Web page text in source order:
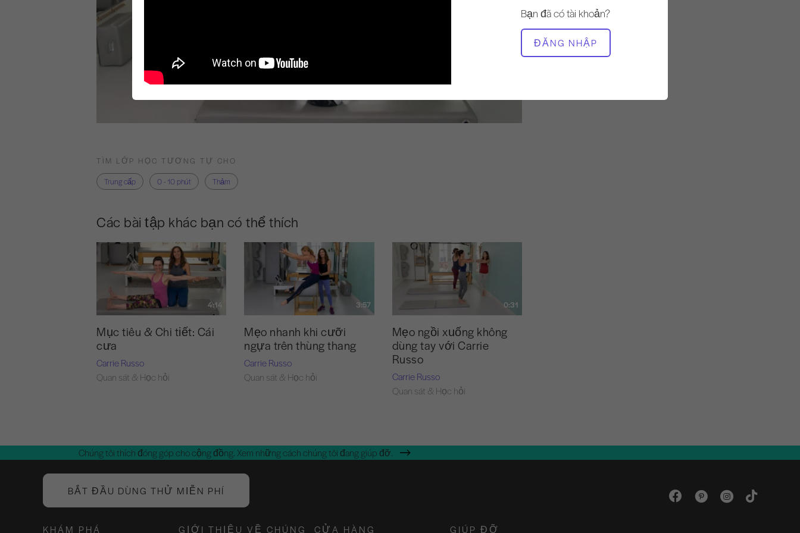
Bạn đã có tài khoản?
ĐĂNG NHẬP
THIẾT BỊ CẦN THIẾT
Thảm
TÌM LỚP HỌC TƯƠNG TỰ CHO
Trung cấp
0 - 10 phút Thảm
Các bài tập khác bạn có thể thích
4:14
Mục tiêu & Chi tiết: Cái
cưa
Carrie Russo
Quan sát & Học hỏi
3:57
Mẹo nhanh khi cưỡi
ngựa trên thùng thang
Carrie Russo
Quan sát & Học hỏi
0:31
Mẹo ngồi xuống không
dùng tay với Carrie
Russo
Carrie Russo
Quan sát & Học hỏi
Chúng tôi thích đóng góp cho cộng đồng. Xem những cách chúng tôi đang giúp đỡ.
BẮT ĐẦU DÙNG THỬ MIỄN PHÍ
KHÁM PHÁ GIỚI THIỆU VỀ CHÚNG CỬA HÀNG GIÚP ĐỠ